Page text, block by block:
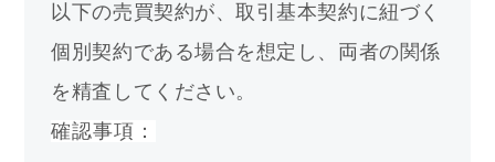
以下の売買契約が、取引基本契約に紐づく
個別契約である場合を想定し、両者の関係
を精査してください。
確認事項：